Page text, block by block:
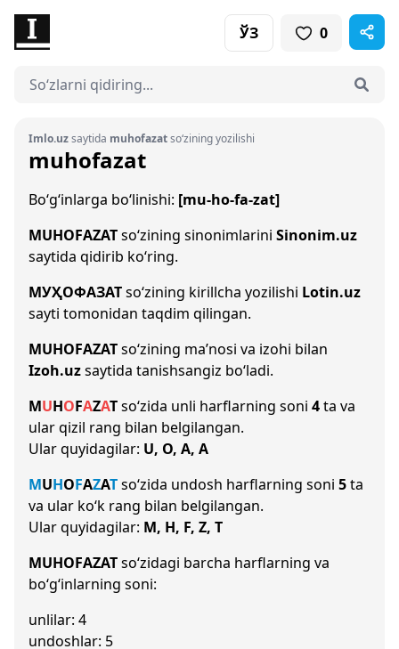
ЎЗ 0
Imlo.uzsaytida muhofazatso‘zining yozilishi
muhofazat
Bo‘g‘inlarga bo‘linishi: [mu-ho-fa-zat]
MUHOFAZATso‘zining sinonimlarini Sinonim.uz
saytida qidirib ko‘ring.
МУҲОФАЗАТso‘zining kirillcha yozilishi Lotin.uz
sayti tomonidan taqdim qilingan.
MUHOFAZATso‘zining ma’nosi va izohi bilan
Izoh.uzsaytida tanishsangiz bo‘ladi.
MUHOFAZATso‘zida unli harflarning soni 4ta va
ular qizil rang bilan belgilangan.
Ular quyidagilar: U, O, A, A
MUHOFAZATso‘zida undosh harflarning soni 5ta
va ular ko‘k rang bilan belgilangan.
Ular quyidagilar: M, H, F, Z, T
MUHOFAZATso‘zidagi barcha harflarning va
bo‘g‘inlarning soni:
unlilar: 4
undoshlar: 5